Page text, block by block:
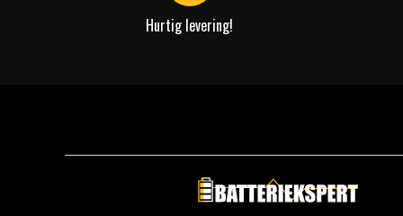
Hurtig levering!